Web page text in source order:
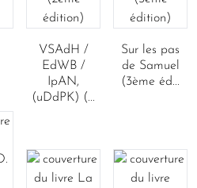
VSAdH /
EdWB /
IpAN,
(uDdPK) (...
Sur les pas
de Samuel
(3ème éd...